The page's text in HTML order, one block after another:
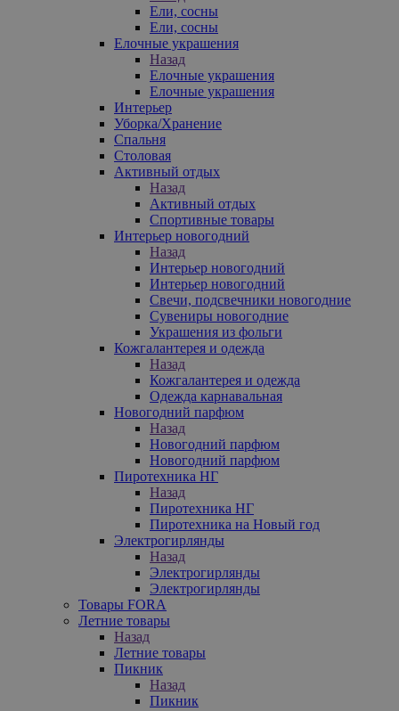
Ели, сосны
Ели, сосны
Елочные украшения
Назад
Елочные украшения
Елочные украшения
Интерьер
Уборка/Хранение
Спальня
Столовая
Активный отдых
Назад
Активный отдых
Спортивные товары
Интерьер новогодний
Назад
Интерьер новогодний
Интерьер новогодний
Свечи, подсвечники новогодние
Сувениры новогодние
Украшения из фольги
Кожгалантерея и одежда
Назад
Кожгалантерея и одежда
Одежда карнавальная
Новогодний парфюм
Назад
Новогодний парфюм
Новогодний парфюм
Пиротехника НГ
Назад
Пиротехника НГ
Пиротехника на Новый год
Электрогирлянды
Назад
Электрогирлянды
Электрогирлянды
Товары FORA
Летние товары
Назад
Летние товары
Пикник
Назад
Пикник